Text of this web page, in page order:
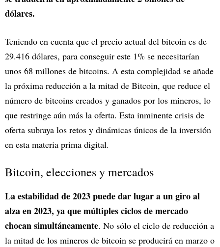
dólares.
Teniendo en cuenta que el precio actual del bitcoin es de
29.416 dólares, para conseguir este 1% se necesitarían
unos 68 millones de bitcoins. A esta complejidad se añade
la próxima reducción a la mitad de Bitcoin, que reduce el
número de bitcoins creados y ganados por los mineros, lo
que restringe aún más la oferta. Esta inminente crisis de
oferta subraya los retos y dinámicas únicos de la inversión
en esta materia prima digital.
Bitcoin, elecciones y mercados
La estabilidad de 2023 puede dar lugar a un giro al
alza en 2023, ya que múltiples ciclos de mercado
chocan simultáneamente. No sólo el ciclo de reducción a
la mitad de los mineros de bitcoin se producirá en marzo o